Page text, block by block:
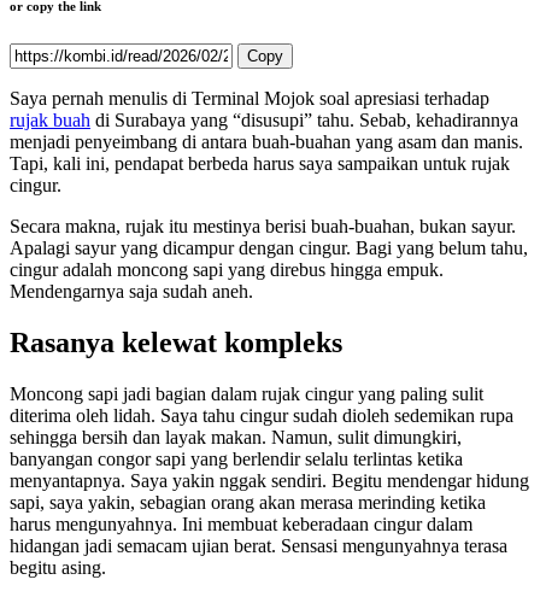
or copy the link
Copy
Saya pernah menulis di Terminal Mojok soal apresiasi terhadap
rujak buah di Surabaya yang “disusupi” tahu. Sebab, kehadirannya
menjadi penyeimbang di antara buah-buahan yang asam dan manis.
Tapi, kali ini, pendapat berbeda harus saya sampaikan untuk rujak
cingur.
Secara makna, rujak itu mestinya berisi buah-buahan, bukan sayur.
Apalagi sayur yang dicampur dengan cingur. Bagi yang belum tahu,
cingur adalah moncong sapi yang direbus hingga empuk.
Mendengarnya saja sudah aneh.
Rasanya kelewat kompleks
Moncong sapi jadi bagian dalam rujak cingur yang paling sulit
diterima oleh lidah. Saya tahu cingur sudah dioleh sedemikan rupa
sehingga bersih dan layak makan. Namun, sulit dimungkiri,
banyangan congor sapi yang berlendir selalu terlintas ketika
menyantapnya. Saya yakin nggak sendiri. Begitu mendengar hidung
sapi, saya yakin, sebagian orang akan merasa merinding ketika
harus mengunyahnya. Ini membuat keberadaan cingur dalam
hidangan jadi semacam ujian berat. Sensasi mengunyahnya terasa
begitu asing.